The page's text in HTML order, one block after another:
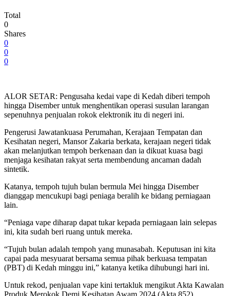
Total
0
Shares
0
0
0
ALOR SETAR: Pengusaha kedai vape di Kedah diberi tempoh
hingga Disember untuk menghentikan operasi susulan larangan
sepenuhnya penjualan rokok elektronik itu di negeri ini.
Pengerusi Jawatankuasa Perumahan, Kerajaan Tempatan dan
Kesihatan negeri, Mansor Zakaria berkata, kerajaan negeri tidak
akan melanjutkan tempoh berkenaan dan ia dikuat kuasa bagi
menjaga kesihatan rakyat serta membendung ancaman dadah
sintetik.
Katanya, tempoh tujuh bulan bermula Mei hingga Disember
dianggap mencukupi bagi peniaga beralih ke bidang perniagaan
lain.
“Peniaga vape diharap dapat tukar kepada perniagaan lain selepas
ini, kita sudah beri ruang untuk mereka.
“Tujuh bulan adalah tempoh yang munasabah. Keputusan ini kita
capai pada mesyuarat bersama semua pihak berkuasa tempatan
(PBT) di Kedah minggu ini,” katanya ketika dihubungi hari ini.
Untuk rekod, penjualan vape kini tertakluk mengikut Akta Kawalan
Produk Merokok Demi Kesihatan Awam 2024 (Akta 852).